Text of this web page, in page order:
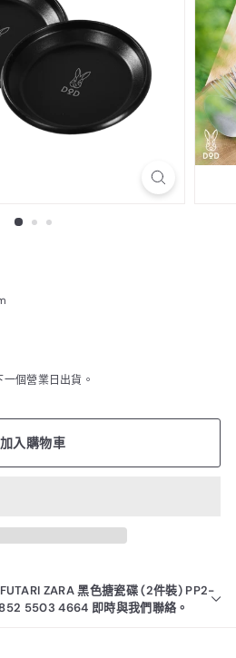
個營業日出貨。
加入購物車
ZARA 黑色搪瓷碟 (2件裝) PP2-
5503 4664 即時與我們聯絡。